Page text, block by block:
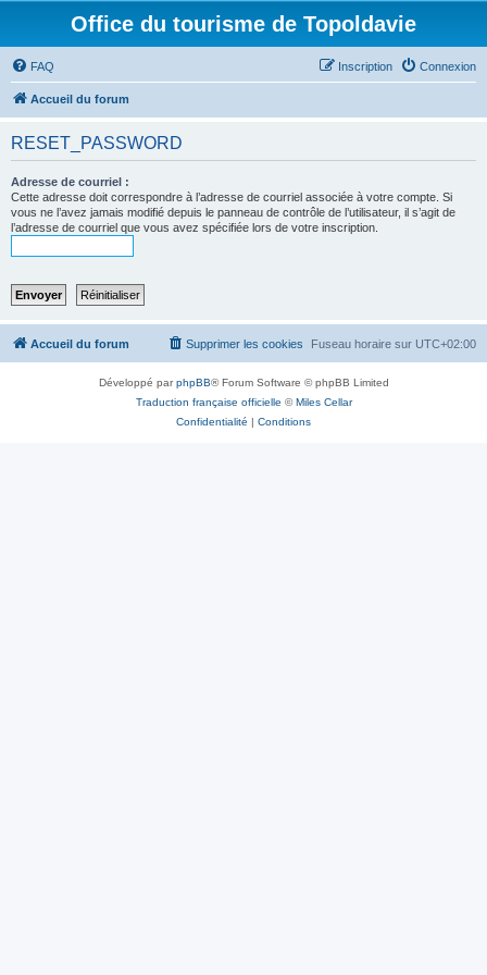
Office du tourisme de Topoldavie
FAQ Connexion
Inscription
Accueil du forum
RESET_PASSWORD
Adresse de courriel :
Cette adresse doit correspondre à l’adresse de courriel associée à votre compte. Si
vous ne l’avez jamais modifié depuis le panneau de contrôle de l’utilisateur, il s’agit de
l’adresse de courriel que vous avez spécifiée lors de votre inscription.
Accueil du forum Fuseau horaire sur UTC+02:00
Supprimer les cookies
Développé parphpBB® Forum Software © phpBB Limited
Traduction française officielle ©Miles Cellar
Confidentialité | Conditions